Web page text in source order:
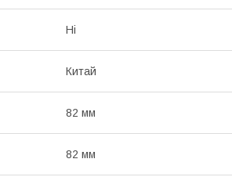
Ні
Китай
82 мм
82 мм